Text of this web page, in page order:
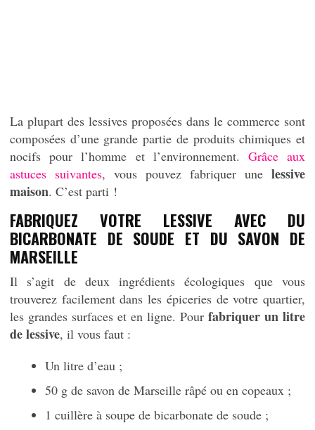
La plupart des lessives proposées dans le commerce sont
composées d’une grande partie de produits chimiques et
nocifs pour l’homme et l’environnement. Grâce aux
astuces suivantes, vous pouvez fabriquer une lessive
maison. C’est parti !
FABRIQUEZ VOTRE LESSIVE AVEC DU
BICARBONATE DE SOUDE ET DU SAVON DE
MARSEILLE
Il s’agit de deux ingrédients écologiques que vous
trouverez facilement dans les épiceries de votre quartier,
les grandes surfaces et en ligne. Pour fabriquer un litre
de lessive, il vous faut :
Un litre d’eau ;
50 g de savon de Marseille râpé ou en copeaux ;
1 cuillère à soupe de bicarbonate de soude ;